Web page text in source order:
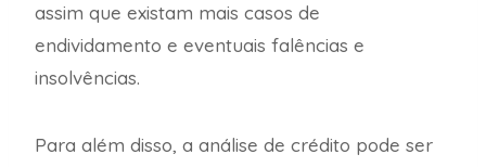
assim que existam mais casos de
endividamento e eventuais falências e
insolvências.
Para além disso, a análise de crédito pode ser